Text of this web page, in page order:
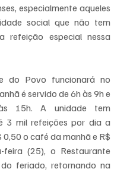
especialmente aqueles
social que não tem
refeição especial nessa
do Povo funcionará no
é servido de 6h às 9h e
15h. A unidade tem
3 mil refeições por dia a
o café da manhã e R$
(25), o Restaurante
feriado, retornando na